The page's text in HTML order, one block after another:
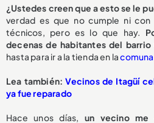
¿Ustedes creen que a esto se le
verdad es que no cumple ni
técnicos, pero es lo que hay.
decenas de habitantes del barrio
hasta para ir a la tienda en la
Lea también:Vecinos de Itagüí
ya fue reparado
Hace unos días, un vecino me